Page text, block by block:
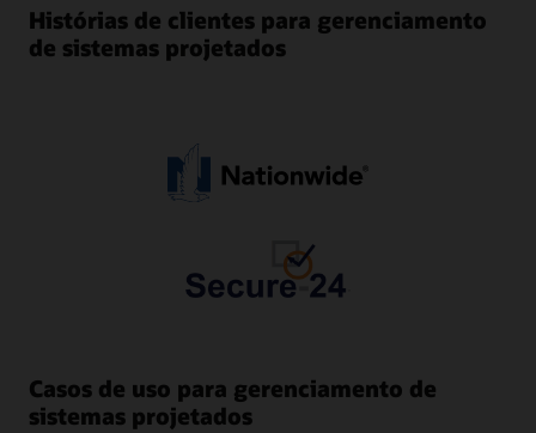
Histórias de clientes para gerenciamento
de sistemas projetados
Casos de uso para gerenciamento de
sistemas projetados